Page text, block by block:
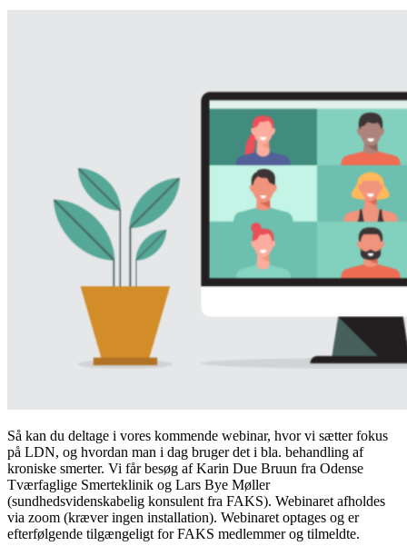
Så kan du deltage i vores kommende webinar, hvor vi sætter fokus
på LDN, og hvordan man i dag bruger det i bla. behandling af
kroniske smerter. Vi får besøg af Karin Due Bruun fra Odense
Tværfaglige Smerteklinik og Lars Bye Møller
(sundhedsvidenskabelig konsulent fra FAKS). Webinaret afholdes
via zoom (kræver ingen installation). Webinaret optages og er
efterfølgende tilgængeligt for FAKS medlemmer og tilmeldte.